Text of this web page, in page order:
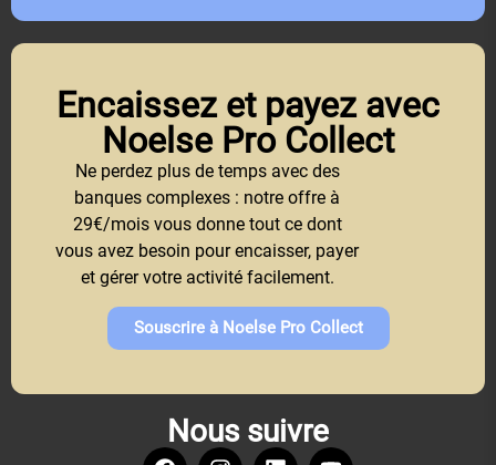
Encaissez et payez avec
Noelse Pro Collect
Ne perdez plus de temps avec des
banques complexes : notre offre à
29€/mois vous donne tout ce dont
vous avez besoin pour encaisser, payer
et gérer votre activité facilement.
Souscrire à Noelse Pro Collect
Nous suivre